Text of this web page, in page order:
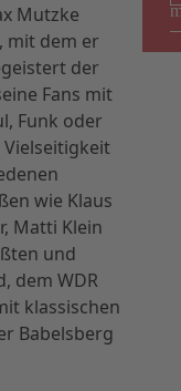
Mutzke
mit dem er
der
Fans mit
Funk oder
Vielseitigkeit
wie Klaus
Matti Klein
und
dem WDR
klassischen
Babelsberg